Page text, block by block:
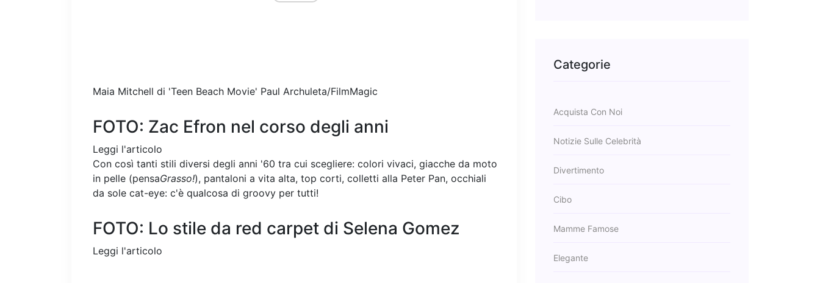
Maia Mitchell di 'Teen Beach Movie' Paul Archuleta/FilmMagic
FOTO: Zac Efron nel corso degli anni
Leggi l'articolo
Con così tanti stili diversi degli anni '60 tra cui scegliere: colori vivaci, giacche da moto
in pelle (pensaGrasso!), pantaloni a vita alta, top corti, colletti alla Peter Pan, occhiali
da sole cat-eye: c'è qualcosa di groovy per tutti!
FOTO: Lo stile da red carpet di Selena Gomez
Leggi l'articolo
Categorie
Acquista Con Noi
Notizie Sulle Celebrità
Divertimento
Cibo
Mamme Famose
Elegante